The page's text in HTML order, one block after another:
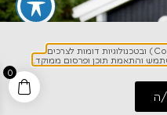
0
באתר זה נעשה שימוש בקובצי עוגיות (Cookies) ובטכנולוגיות דומות לצרכים
והתאמת תוכן ופרסום ממוקד.
ה